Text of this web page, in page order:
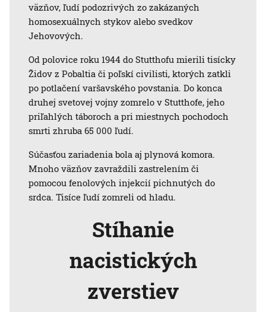
väzňov, ľudí podozrivých zo zakázaných
homosexuálnych stykov alebo svedkov
Jehovových.
Od polovice roku 1944 do Stutthofu mierili tisícky
Židov z Pobaltia či poľskí civilisti, ktorých zatkli
po potlačení varšavského povstania. Do konca
druhej svetovej vojny zomrelo v Stutthofe, jeho
priľahlých táboroch a pri miestnych pochodoch
smrti zhruba 65 000 ľudí.
Súčasťou zariadenia bola aj plynová komora.
Mnoho väzňov zavraždili zastrelením či
pomocou fenolových injekcií pichnutých do
srdca. Tisíce ľudí zomreli od hladu.
Stíhanie
nacistických
zverstiev